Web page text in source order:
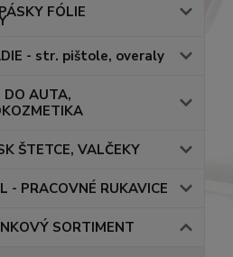
FÓLIE
- str. pištole, overaly
DO AUTA,
ŠTETCE, VALČEKY
- PRACOVNÉ RUKAVICE
SORTIMENT